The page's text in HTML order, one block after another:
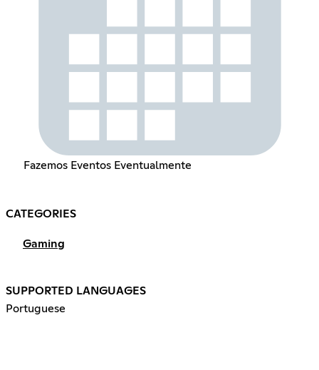
Fazemos Eventos Eventualmente
CATEGORIES
Gaming
SUPPORTED LANGUAGES
Portuguese